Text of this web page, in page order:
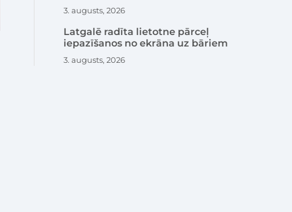
3. augusts, 2026
Latgalē radīta lietotne pārceļ
iepazīšanos no ekrāna uz bāriem
3. augusts, 2026